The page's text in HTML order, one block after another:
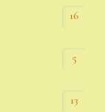
16
5
13